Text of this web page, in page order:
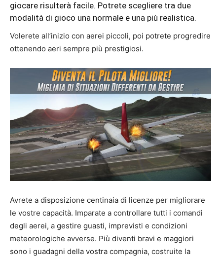
giocare risulterà facile. Potrete scegliere tra due
modalità di gioco una normale e una più realistica.
Volerete all’inizio con aerei piccoli, poi potrete progredire
ottenendo aeri sempre più prestigiosi.
Avrete a disposizione centinaia di licenze per migliorare
le vostre capacità. Imparate a controllare tutti i comandi
degli aerei, a gestire guasti, imprevisti e condizioni
meteorologiche avverse. Più diventi bravi e maggiori
sono i guadagni della vostra compagnia, costruite la